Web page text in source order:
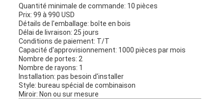
Quantité minimale de commande: 10 pièces
Prix: 99 à 990 USD
Détails de l'emballage: boîte en bois
Délai de livraison: 25 jours
Conditions de paiement: T/T
Capacité d'approvisionnement: 1000 pièces par mois
Nombre de portes: 2
Nombre de rayons: 1
Installation: pas besoin d'installer
Style: bureau spécial de combinaison
Miroir: Non ou sur mesure